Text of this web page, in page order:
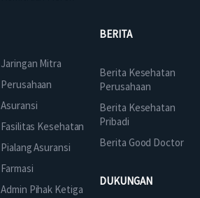
Jaringan Mitra
Perusahaan
Asuransi
Fasilitas Kesehatan
Pialang Asuransi
Farmasi
Admin Pihak Ketiga
BERITA
Berita Kesehatan
Perusahaan
Berita Kesehatan
Pribadi
Berita Good Doctor
DUKUNGAN